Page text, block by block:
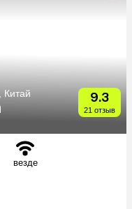
Китай 9.3
21 отзыв
везде